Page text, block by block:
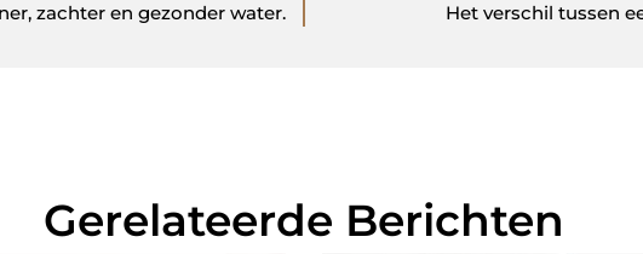
zachter en gezonder water. Het verschil tussen
Gerelateerde Berichten